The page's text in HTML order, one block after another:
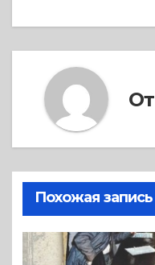
От
Похожая запись